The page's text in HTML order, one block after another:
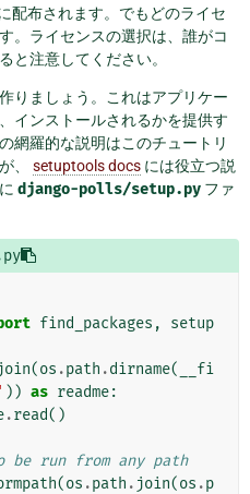
配布されます。でもどのライセ
。ライセンスの選択は、誰がコ
と注意してください。
りましょう。これはアプリケー
インストールされるかを提供す
網羅的な説明はこのチュートリ
、 setuptools docs には役立つ説
django-polls/setup.py ファ
find_packages , setup
(os .path .dirname(
__fi
)) as readme:
.read()
be run from any path
(os .path . join(os .p